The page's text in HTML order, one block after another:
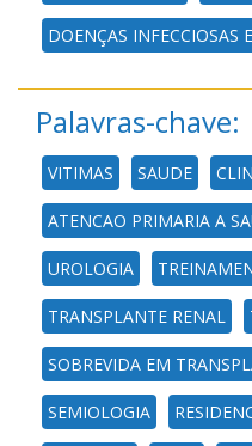
DOENÇAS INFECCIOSAS
Palavras-chave:
VITIMAS SAUDE
ATENCAO PRIMARIA A
UROLOGIA
TRANSPLANTE RENAL
SOBREVIDA EM
SEMIOLOGIA